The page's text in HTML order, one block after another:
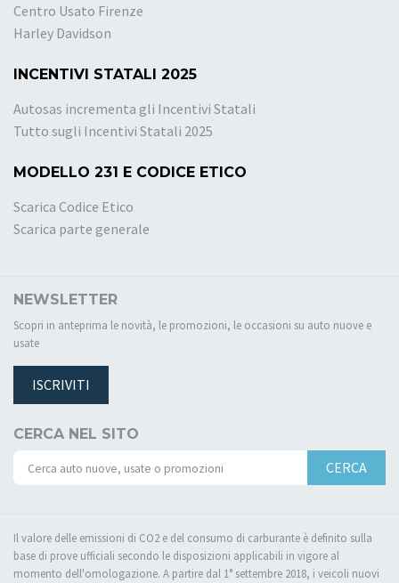
Centro Usato Firenze
Harley Davidson
INCENTIVI STATALI 2025
Autosas incrementa gli Incentivi Statali
Tutto sugli Incentivi Statali 2025
MODELLO 231 E CODICE ETICO
Scarica Codice Etico
Scarica parte generale
NEWSLETTER
Scopri in anteprima le novità, le promozioni, le occasioni su auto nuove e
usate
ISCRIVITI
CERCA NEL SITO
CERCA
Il valore delle emissioni di CO2 e del consumo di carburante è definito sulla
base di prove ufficiali secondo le disposizioni applicabili in vigore al
momento dell'omologazione. A partire dal 1° settembre 2018, i veicoli nuovi